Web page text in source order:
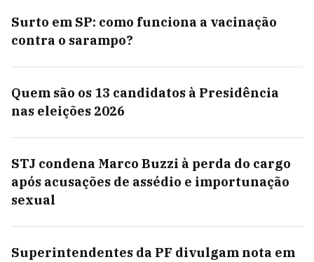
Surto em SP: como funciona a vacinação
contra o sarampo?
Quem são os 13 candidatos à Presidência
nas eleições 2026
STJ condena Marco Buzzi à perda do cargo
após acusações de assédio e importunação
sexual
Superintendentes da PF divulgam nota em